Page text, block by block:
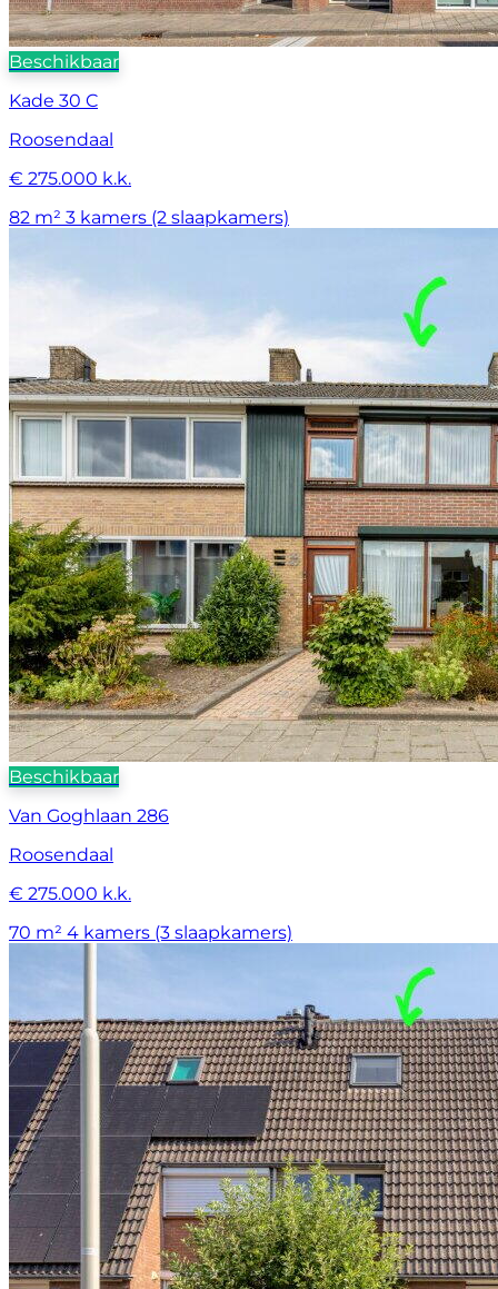
Beschikbaar
Kade 30 C
Roosendaal
€ 275.000 k.k.
82 m² 3 kamers (2 slaapkamers)
Beschikbaar
Van Goghlaan 286
Roosendaal
€ 275.000 k.k.
70 m² 4 kamers (3 slaapkamers)